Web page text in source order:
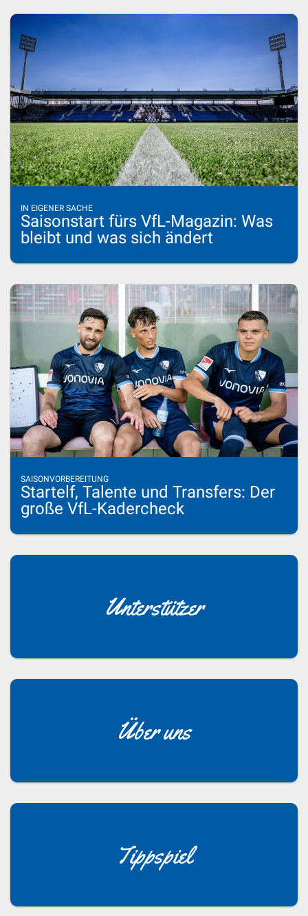
IN EIGENER SACHE
Saisonstart fürs VfL-Magazin: Was
bleibt und was sich ändert
SAISONVORBEREITUNG
Startelf, Talente und Transfers: Der
große VfL-Kadercheck
Unterstützer
Über uns
Tippspiel